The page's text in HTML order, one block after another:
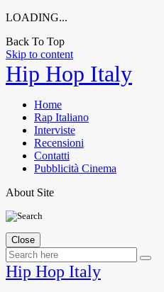
LOADING...
Back To Top
Skip to content
Hip Hop Italy
Home
Rap Italiano
Interviste
Recensioni
Contatti
Pubblicità Cinema
About Site
Close
Hip Hop Italy